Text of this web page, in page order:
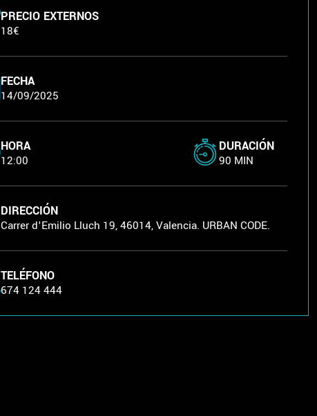
PRECIO EXTERNOS
18€
FECHA
14/09/2025
HORA
12:00
DURACIÓN
90 MIN
DIRECCIÓN
Carrer d'Emilio Lluch 19, 46014, Valencia. URBAN CODE.
TELÉFONO
674 124 444